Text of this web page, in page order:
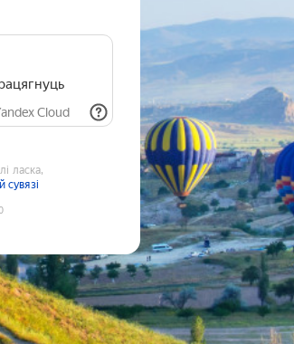
Cloud
ласка,
сувязі